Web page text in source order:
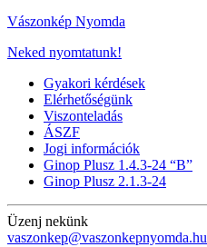
Vászonkép Nyomda
Neked nyomtatunk!
Gyakori kérdések
Elérhetőségünk
Viszonteladás
ÁSZF
Jogi információk
Ginop Plusz 1.4.3-24 “B”
Ginop Plusz 2.1.3-24
Üzenj nekünk
vaszonkep@vaszonkepnyomda.hu